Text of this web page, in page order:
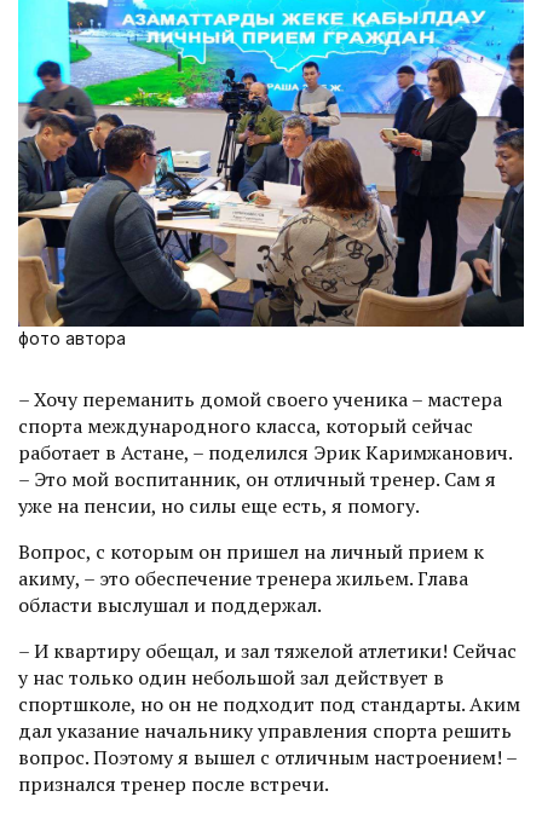
фото автора
– Хочу переманить домой своего ученика – мастера
спорта международного класса, который сейчас
работает в Астане, – поделился Эрик Каримжанович.
– Это мой воспитанник, он отличный тренер. Сам я
уже на пенсии, но силы еще есть, я помогу.
Вопрос, с которым он пришел на личный прием к
акиму, – это обеспечение тренера жильем. Глава
области выслушал и поддержал.
– И квартиру обещал, и зал тяжелой атлетики! Сейчас
у нас только один небольшой зал действует в
спортшколе, но он не подходит под стандарты. Аким
дал указание начальнику управления спорта решить
вопрос. Поэтому я вышел с отличным настроением! –
приз­нался тренер после встречи.